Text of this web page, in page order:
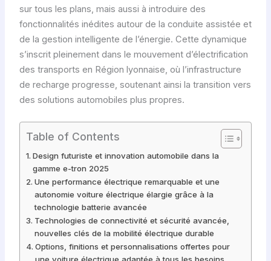
sur tous les plans, mais aussi à introduire des
fonctionnalités inédites autour de la conduite assistée et
de la gestion intelligente de l’énergie. Cette dynamique
s’inscrit pleinement dans le mouvement d’électrification
des transports en Région lyonnaise, où l’infrastructure
de recharge progresse, soutenant ainsi la transition vers
des solutions automobiles plus propres.
Table of Contents
Design futuriste et innovation automobile dans la
gamme e-tron 2025
Une performance électrique remarquable et une
autonomie voiture électrique élargie grâce à la
technologie batterie avancée
Technologies de connectivité et sécurité avancée,
nouvelles clés de la mobilité électrique durable
Options, finitions et personnalisations offertes pour